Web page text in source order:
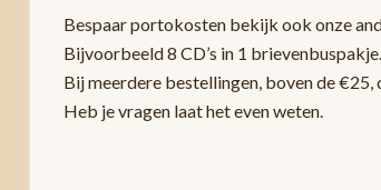
Bespaar portokosten bekijk ook onze
Bijvoorbeeld 8 CD’s in 1 brievenbuspakje.
Bij meerdere bestellingen, boven de
Heb je vragen laat het even weten.